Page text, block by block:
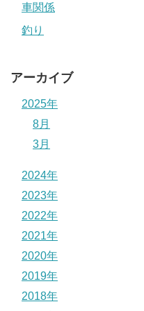
車関係
釣り
アーカイブ
2025年
8月
3月
2024年
2023年
2022年
2021年
2020年
2019年
2018年